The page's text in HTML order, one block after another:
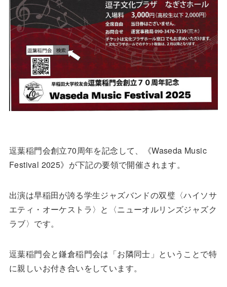
逗葉稲門会創立70周年を記念して、《Waseda Music
Festival 2025》が下記の要領で開催されます。
出演は早稲田が誇る学生ジャズバンドの双璧〈ハイソサ
エティ・オーケストラ〉と〈ニューオルリンズジャズク
ラブ〉です。
逗葉稲門会と鎌倉稲門会は「お隣同士」ということで特
に親しいお付き合いをしています。